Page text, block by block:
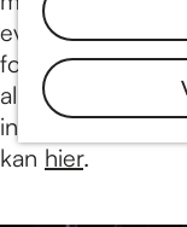
h
o
m
e
p
evenementen.
fotoverslagen
alles over de
in Nijmegen.
kan hier.